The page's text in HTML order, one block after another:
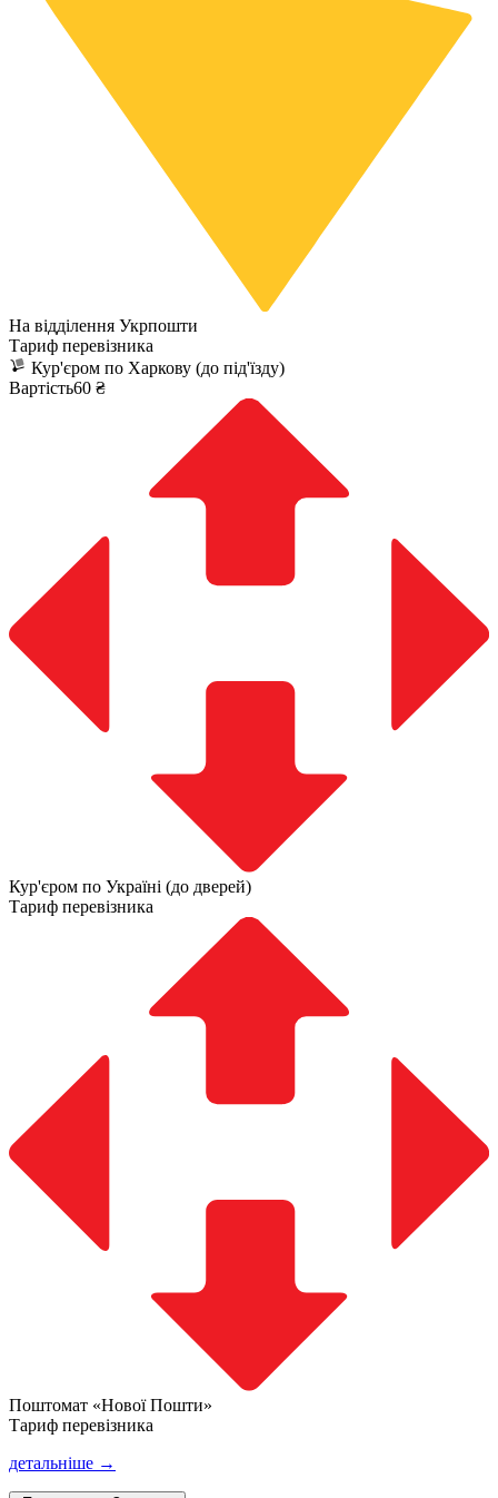
На відділення Укрпошти
Тариф перевізника
Кур'єром по Харкову (до під'їзду)
Вартість60 ₴
Кур'єром по Україні (до дверей)
Тариф перевізника
Поштомат «Нової Пошти»
Тариф перевізника
детальніше →